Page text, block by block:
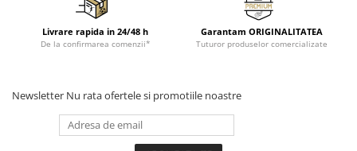
Livrare rapida in 24/48 h
De la confirmarea comenzii*
Garantam ORIGINALITATEA
Tuturor produselor comercializate
Newsletter Nu rata ofertele si promotiile noastre